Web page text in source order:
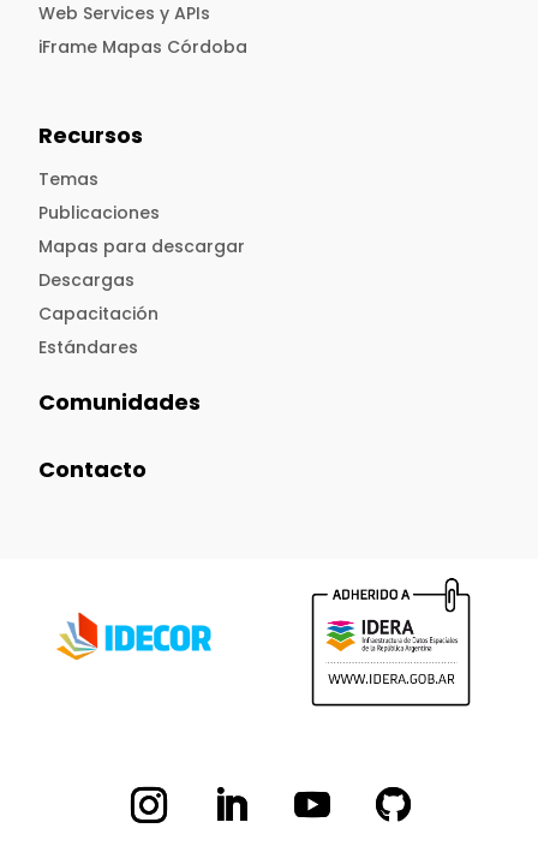
Web Services y APIs
iFrame Mapas Córdoba
Recursos
Temas
Publicaciones
Mapas para descargar
Descargas
Capacitación
Estándares
Comunidades
Contacto